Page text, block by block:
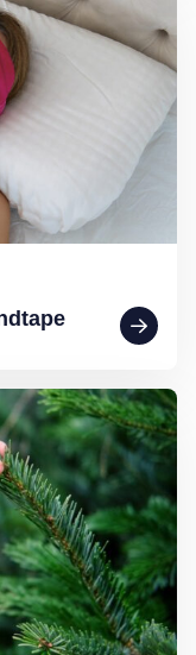
van de